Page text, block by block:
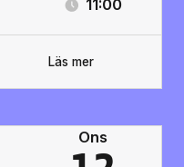
11:00
Läs mer
Ons